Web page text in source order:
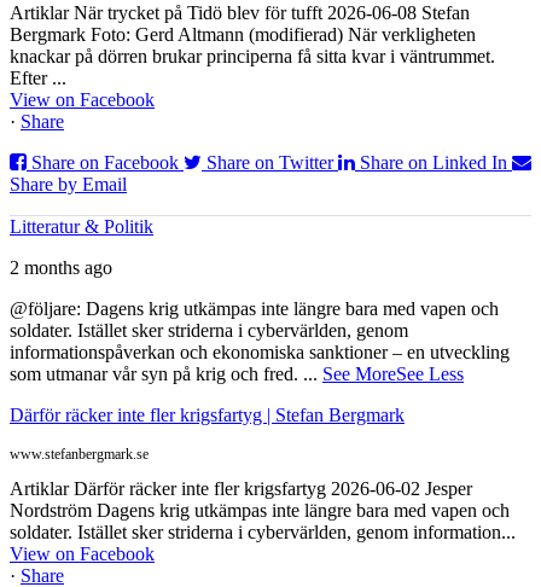
Artiklar När trycket på Tidö blev för tufft 2026-06-08 Stefan
Bergmark Foto: Gerd Altmann (modifierad) När verkligheten
knackar på dörren brukar principerna få sitta kvar i väntrummet.
Efter ...
View on Facebook
· Share
Share on Facebook
Share on Twitter
Share on Linked In
Share by Email
Litteratur & Politik
2 months ago
@följare: Dagens krig utkämpas inte längre bara med vapen och
soldater. Istället sker striderna i cybervärlden, genom
informationspåverkan och ekonomiska sanktioner – en utveckling
som utmanar vår syn på krig och fred. ... See MoreSee Less
Därför räcker inte fler krigsfartyg | Stefan Bergmark
www.stefanbergmark.se
Artiklar Därför räcker inte fler krigsfartyg 2026-06-02 Jesper
Nordström Dagens krig utkämpas inte längre bara med vapen och
soldater. Istället sker striderna i cybervärlden, genom information...
View on Facebook
· Share